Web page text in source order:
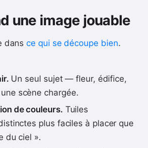
une image jouable
dansce qui se découpe bien.
Un seul sujet — fleur, édifice,
scène chargée.
de couleurs. Tuiles
plus faciles à placer que
du ciel ».